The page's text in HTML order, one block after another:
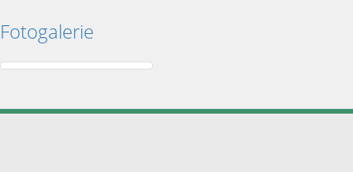
Fotogalerie